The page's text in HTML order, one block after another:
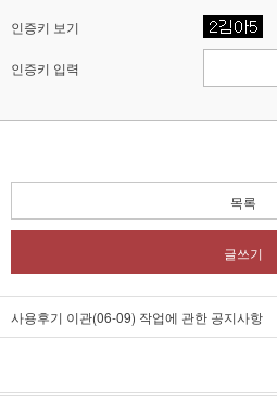
인증키 보기
인증키 입력
목록
글쓰기
사용후기 이관(06-09) 작업에 관한 공지사항